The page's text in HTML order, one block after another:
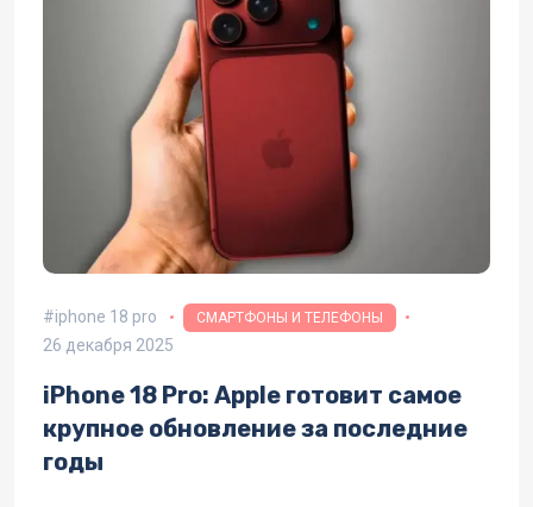
iphone 18 pro СМАРТФОНЫ И ТЕЛЕФОНЫ
26 декабря 2025
iPhone 18 Pro: Apple готовит самое
крупное обновление за последние
годы